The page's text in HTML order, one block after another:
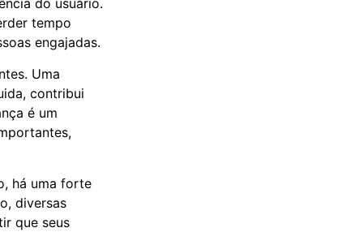
do usuário.
tempo
engajadas.
Uma
contribui
é um
há uma forte
diversas
que seus